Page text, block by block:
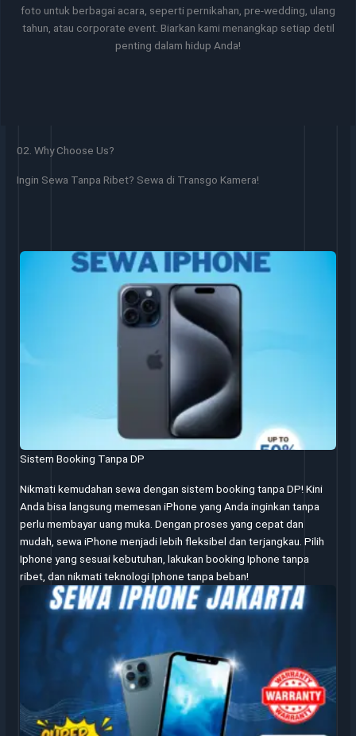
foto untuk berbagai acara, seperti pernikahan, pre-wedding, ulang
tahun, atau corporate event. Biarkan kami menangkap setiap detil
penting dalam hidup Anda!
02. Why Choose Us?
Ingin Sewa Tanpa Ribet? Sewa di Transgo Kamera!
Sistem Booking Tanpa DP
Nikmati kemudahan sewa dengan sistem booking tanpa DP! Kini
Anda bisa langsung memesan iPhone yang Anda inginkan tanpa
perlu membayar uang muka. Dengan proses yang cepat dan
mudah, sewa iPhone menjadi lebih fleksibel dan terjangkau. Pilih
Iphone yang sesuai kebutuhan, lakukan booking Iphone tanpa
ribet, dan nikmati teknologi Iphone tanpa beban!